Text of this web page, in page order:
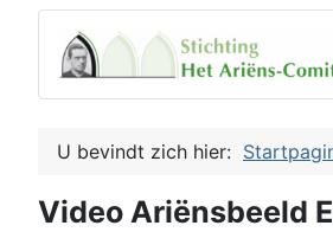
U bevindt zich hier:
Video Ariënsbeeld